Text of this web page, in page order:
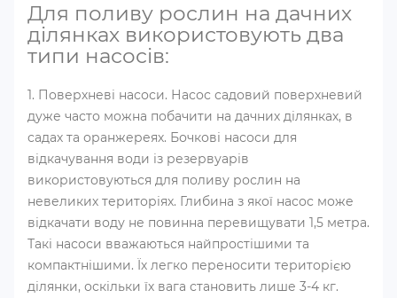
Для поливу рослин на дачних
ділянках використовують два
типи насосів:
1. Поверхневі насоси. Насос садовий поверхневий
дуже часто можна побачити на дачних ділянках, в
садах та оранжереях. Бочкові насоси для
відкачування води із резервуарів
використовуються для поливу рослин на
невеликих територіях. Глибина з якої насос може
відкачати воду не повинна перевищувати 1,5 метра.
Такі насоси вважаються найпростішими та
компактнішими. Їх легко переносити територією
ділянки, оскільки їх вага становить лише 3-4 кг.